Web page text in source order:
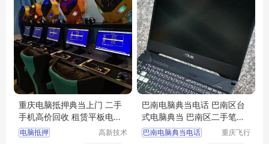
重庆电脑抵押典当上门 二手
手机高价回收 租赁平板电脑
笔记本
电脑抵押
高新技术
巴南电脑典当电话 巴南区台
式电脑典当 巴南区二手笔记
本电脑典当
巴南电脑典当电话
重庆飞行